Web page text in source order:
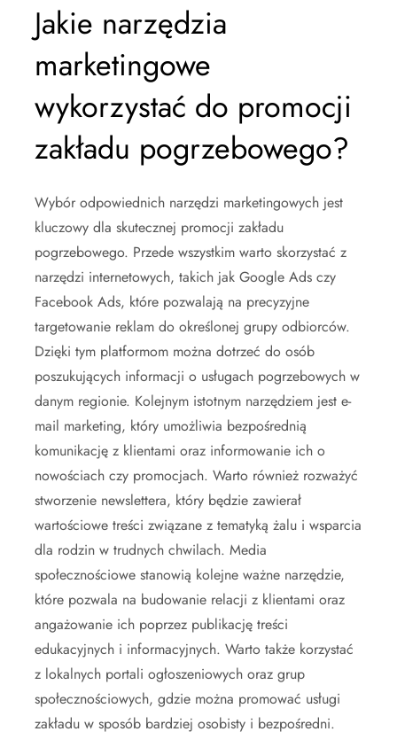
Jakie narzędzia
marketingowe
wykorzystać do promocji
zakładu pogrzebowego?
Wybór odpowiednich narzędzi marketingowych jest
kluczowy dla skutecznej promocji zakładu
pogrzebowego. Przede wszystkim warto skorzystać z
narzędzi internetowych, takich jak Google Ads czy
Facebook Ads, które pozwalają na precyzyjne
targetowanie reklam do określonej grupy odbiorców.
Dzięki tym platformom można dotrzeć do osób
poszukujących informacji o usługach pogrzebowych w
danym regionie. Kolejnym istotnym narzędziem jest e-
mail marketing, który umożliwia bezpośrednią
komunikację z klientami oraz informowanie ich o
nowościach czy promocjach. Warto również rozważyć
stworzenie newslettera, który będzie zawierał
wartościowe treści związane z tematyką żalu i wsparcia
dla rodzin w trudnych chwilach. Media
społecznościowe stanowią kolejne ważne narzędzie,
które pozwala na budowanie relacji z klientami oraz
angażowanie ich poprzez publikację treści
edukacyjnych i informacyjnych. Warto także korzystać
z lokalnych portali ogłoszeniowych oraz grup
społecznościowych, gdzie można promować usługi
zakładu w sposób bardziej osobisty i bezpośredni.